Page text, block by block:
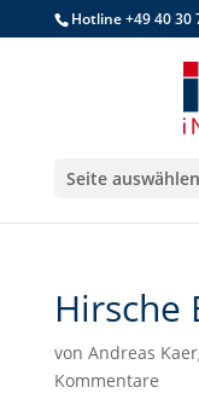
Hotline +49 40 30
Seite auswählen
Hirsche
von Andreas
Kommentare